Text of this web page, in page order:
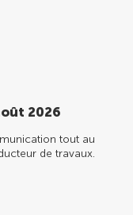
2026
tout au
de travaux.